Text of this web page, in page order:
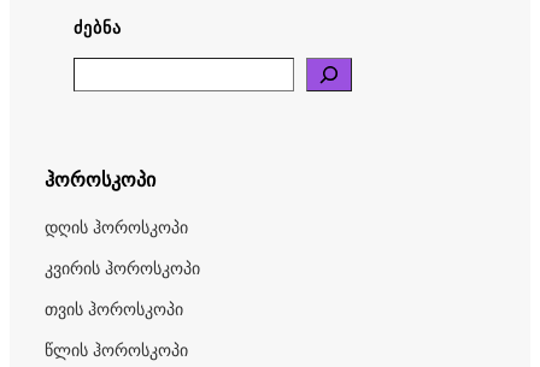
ᲫᲔᲑᲜᲐ
ჰოროსკოპი
დღის ჰოროსკოპი
კვირის ჰოროსკოპი
თვის ჰოროსკოპი
წლის ჰოროსკოპი